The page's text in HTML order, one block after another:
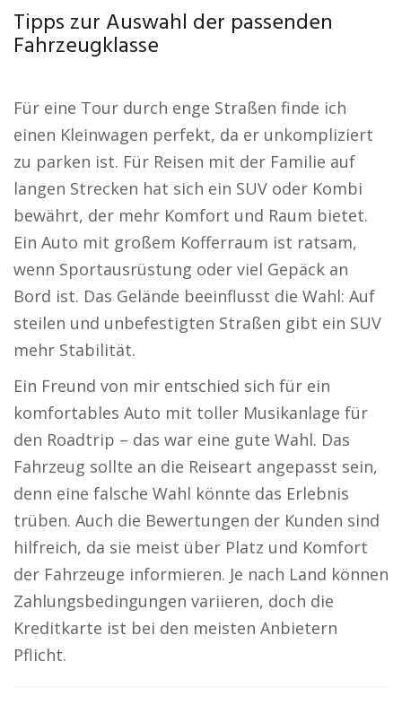
Tipps zur Auswahl der passenden
Fahrzeugklasse
Für eine Tour durch enge Straßen finde ich
einen Kleinwagen perfekt, da er unkompliziert
zu parken ist. Für Reisen mit der Familie auf
langen Strecken hat sich ein SUV oder Kombi
bewährt, der mehr Komfort und Raum bietet.
Ein Auto mit großem Kofferraum ist ratsam,
wenn Sportausrüstung oder viel Gepäck an
Bord ist. Das Gelände beeinflusst die Wahl: Auf
steilen und unbefestigten Straßen gibt ein SUV
mehr Stabilität.
Ein Freund von mir entschied sich für ein
komfortables Auto mit toller Musikanlage für
den Roadtrip – das war eine gute Wahl. Das
Fahrzeug sollte an die Reiseart angepasst sein,
denn eine falsche Wahl könnte das Erlebnis
trüben. Auch die Bewertungen der Kunden sind
hilfreich, da sie meist über Platz und Komfort
der Fahrzeuge informieren. Je nach Land können
Zahlungsbedingungen variieren, doch die
Kreditkarte ist bei den meisten Anbietern
Pflicht.